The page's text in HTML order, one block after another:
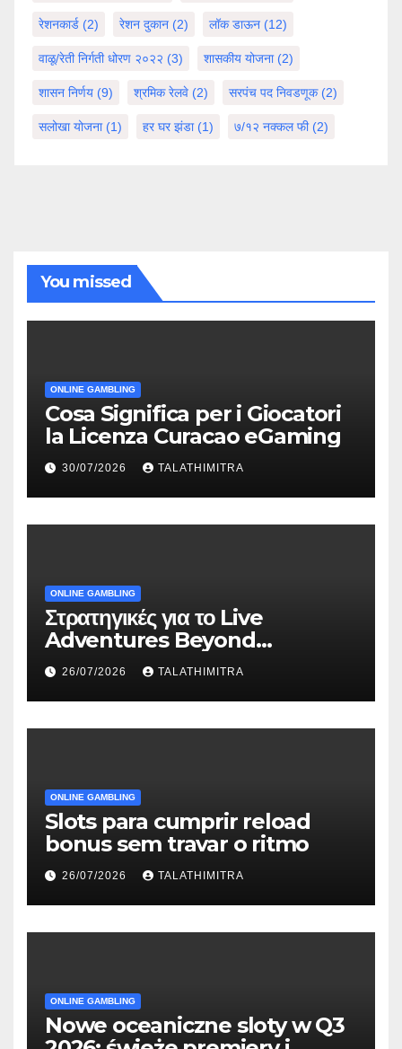
रेशनकार्ड (2) रेशन दुकान (2) लॉक डाऊन (12)
वाळू/रेती निर्गती धोरण २०२२ (3) शासकीय योजना(2)
शासन निर्णय (9) श्रमिक रेलवे (2) सरपंच पद निवडणूक(2)
सलोखा योजना(1) हर घर झंडा(1) ७/१२ नक्कल फी(2)
You missed
ONLINE GAMBLING
Cosa Significa per i Giocatori
la Licenza Curacao eGaming
30/07/2026 TALATHIMITRA
ONLINE GAMBLING
Στρατηγικές για το Live
Adventures Beyond
Wonderland που Στέκουν
26/07/2026 TALATHIMITRA
ONLINE GAMBLING
Slots para cumprir reload
bonus sem travar o ritmo
26/07/2026 TALATHIMITRA
ONLINE GAMBLING
Nowe oceaniczne sloty w Q3